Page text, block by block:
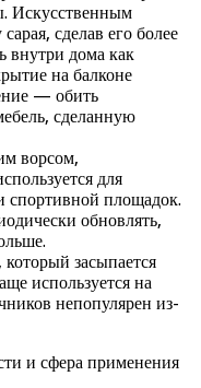
Искусственным
сделав его более
внутри дома как
на балконе
— обить
сделанную
ворсом,
для
спортивной площадок.
обновлять,
засыпается
используется на
непопулярен из-